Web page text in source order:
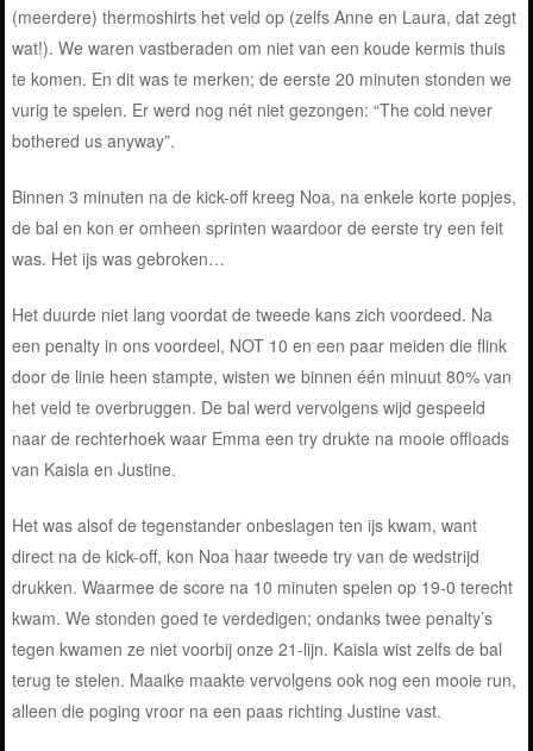
(meerdere) thermoshirts het veld op (zelfs Anne en Laura, dat zegt
wat!). We waren vastberaden om niet van een koude kermis thuis
te komen. En dit was te merken; de eerste 20 minuten stonden we
vurig te spelen. Er werd nog nét niet gezongen: “The cold never
bothered us anyway”.
Binnen 3 minuten na de kick-off kreeg Noa, na enkele korte popjes,
de bal en kon er omheen sprinten waardoor de eerste try een feit
was. Het ijs was gebroken…
Het duurde niet lang voordat de tweede kans zich voordeed. Na
een penalty in ons voordeel, NOT 10 en een paar meiden die flink
door de linie heen stampte, wisten we binnen één minuut 80% van
het veld te overbruggen. De bal werd vervolgens wijd gespeeld
naar de rechterhoek waar Emma een try drukte na mooie offloads
van Kaisla en Justine.
Het was alsof de tegenstander onbeslagen ten ijs kwam, want
direct na de kick-off, kon Noa haar tweede try van de wedstrijd
drukken. Waarmee de score na 10 minuten spelen op 19-0 terecht
kwam. We stonden goed te verdedigen; ondanks twee penalty’s
tegen kwamen ze niet voorbij onze 21-lijn. Kaisla wist zelfs de bal
terug te stelen. Maaike maakte vervolgens ook nog een mooie run,
alleen die poging vroor na een paas richting Justine vast.